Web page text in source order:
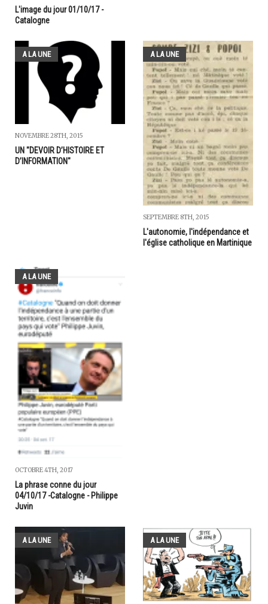
L'image du jour 01/10/17 -
Catalogne
A LA UNE
NOVEMBRE 28TH, 2015
UN "DEVOIR D’HISTOIRE ET
D’INFORMATION"
A LA UNE
SEPTEMBRE 8TH, 2015
L'autonomie, l'indépendance et
l'église catholique en Martinique
A LA UNE
OCTOBRE 4TH, 2017
La phrase conne du jour
04/10/17 -Catalogne - Philippe
Juvin
A LA UNE A LA UNE